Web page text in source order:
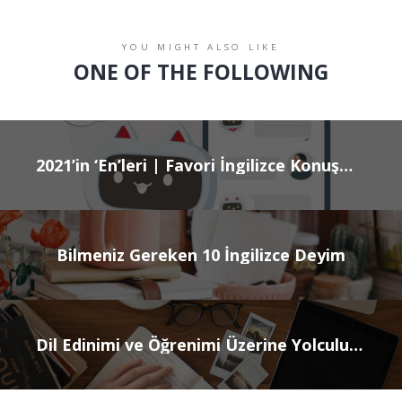
YOU MIGHT ALSO LIKE
ONE OF THE FOLLOWING
2021’in ‘En’leri | Favori İngilizce Konuşma Arkadaşı: MiMi
Bilmeniz Gereken 10 İngilizce Deyim
Dil Edinimi ve Öğrenimi Üzerine Yolculuk: Doğuştanlık Varsayımı